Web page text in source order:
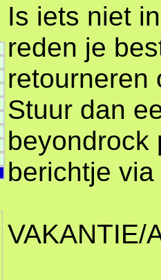
Is iets niet
reden je
retourneren
Stuur dan
beyondrock
berichtje
VAKANTIE/